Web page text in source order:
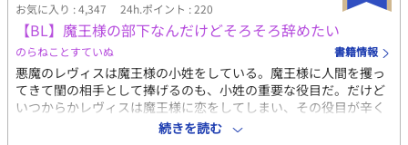
お気に入り : 4,347 24h.ポイント : 220
【BL】魔王様の部下なんだけどそろそろ辞めたい
のらねことすていぬ 書籍情報
悪魔のレヴィスは魔王様の小姓をしている。魔王様に人間を攫っ
てきて閨の相手として捧げるのも、小姓の重要な役目だ。だけど
いつからかレヴィスは魔王様に恋をしてしまい、その役目が辛く
なってきてしまった。耐えられないと思ったある日、小姓を辞め
させてほしいと魔王様に言うけれど……？＜魔王×小姓の悪魔＞
続きを読む